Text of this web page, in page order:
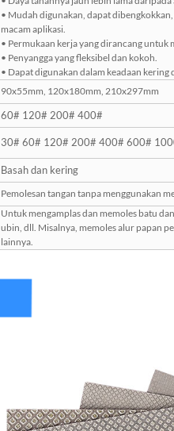
• Mudah digunakan, dapat
macam aplikasi.
• Permukaan kerja yang dirancang untuk
• Penyangga yang fleksibel dan kokoh.
• Dapat digunakan dalam keadaan kering
90x55mm, 120x180mm, 210x297mm
60# 120# 200# 400#
30# 60# 120# 200# 400# 600#
Basah dan kering
Pemolesan tangan tanpa menggunakan
Untuk mengamplas dan memoles batu
ubin, dll. Misalnya, memoles alur papan
lainnya.